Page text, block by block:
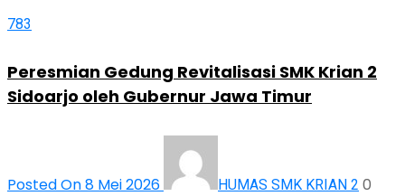
783
Peresmian Gedung Revitalisasi SMK Krian 2
Sidoarjo oleh Gubernur Jawa Timur
Posted On 8 Mei 2026 HUMAS SMK KRIAN 2 0